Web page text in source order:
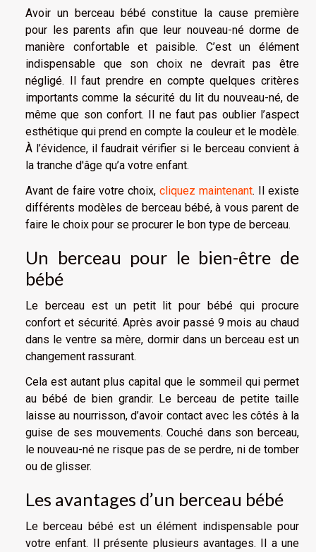
Avoir un berceau bébé constitue la cause première
pour les parents afin que leur nouveau-né dorme de
manière confortable et paisible. C’est un élément
indispensable que son choix ne devrait pas être
négligé. Il faut prendre en compte quelques critères
importants comme la sécurité du lit du nouveau-né, de
même que son confort. Il ne faut pas oublier l’aspect
esthétique qui prend en compte la couleur et le modèle.
À l’évidence, il faudrait vérifier si le berceau convient à
la tranche d'âge qu’a votre enfant.
Avant de faire votre choix, cliquez maintenant. Il existe
différents modèles de berceau bébé, à vous parent de
faire le choix pour se procurer le bon type de berceau.
Un berceau pour le bien-être de
bébé
Le berceau est un petit lit pour bébé qui procure
confort et sécurité. Après avoir passé 9 mois au chaud
dans le ventre sa mère, dormir dans un berceau est un
changement rassurant.
Cela est autant plus capital que le sommeil qui permet
au bébé de bien grandir. Le berceau de petite taille
laisse au nourrisson, d’avoir contact avec les côtés à la
guise de ses mouvements. Couché dans son berceau,
le nouveau-né ne risque pas de se perdre, ni de tomber
ou de glisser.
Les avantages d’un berceau bébé
Le berceau bébé est un élément indispensable pour
votre enfant. Il présente plusieurs avantages. Il a une